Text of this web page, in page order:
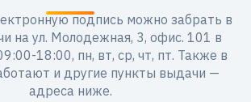
подпись можно забрать в
на ул. Молодежная, 3, офис. 101 в
18:00, пн, вт, ср, чт, пт. Также в
и другие пункты выдачи —
адреса ниже.